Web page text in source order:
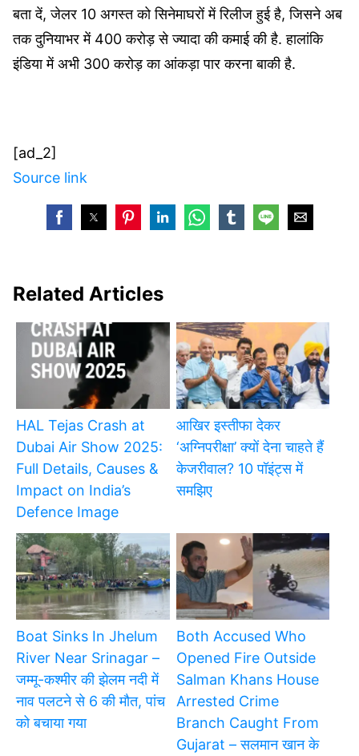
बता दें, जेलर 10 अगस्त को सिनेमाघरों में रिलीज हुई है, जिसने अब
तक दुनियाभर में 400 करोड़ से ज्यादा की कमाई की है. हालांकि
इंडिया में अभी 300 करोड़ का आंकड़ा पार करना बाकी है.
[ad_2]
Source link
Related Articles
HAL Tejas Crash at
Dubai Air Show 2025:
Full Details, Causes &
Impact on India’s
Defence Image
आखिर इस्तीफा देकर
‘अग्निपरीक्षा’ क्यों देना चाहते हैं
केजरीवाल? 10 पॉइंट्स में
समझिए
Boat Sinks In Jhelum
River Near Srinagar –
जम्मू-कश्मीर की झेलम नदी में
नाव पलटने से 6 की मौत, पांच
को बचाया गया
Both Accused Who
Opened Fire Outside
Salman Khans House
Arrested Crime
Branch Caught From
Gujarat – सलमान खान के